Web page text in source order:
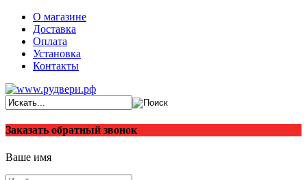
О магазине
Доставка
Оплата
Установка
Контакты
Заказать обратный звонок
Ваше имя